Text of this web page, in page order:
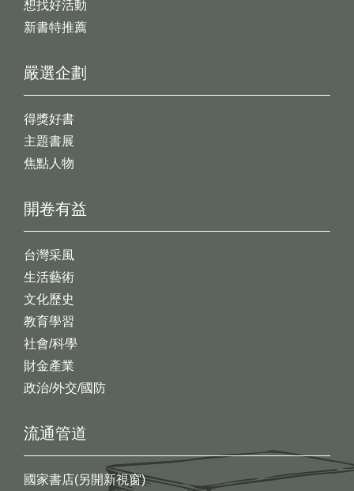
想找好活動
新書特推薦
開卷有益
台灣采風
生活藝術
文化歷史
教育學習
社會/科學
財金產業
政治/外交/國防
嚴選企劃
得獎好書
主題書展
焦點人物
流通管道
國家書店(另開新視窗)